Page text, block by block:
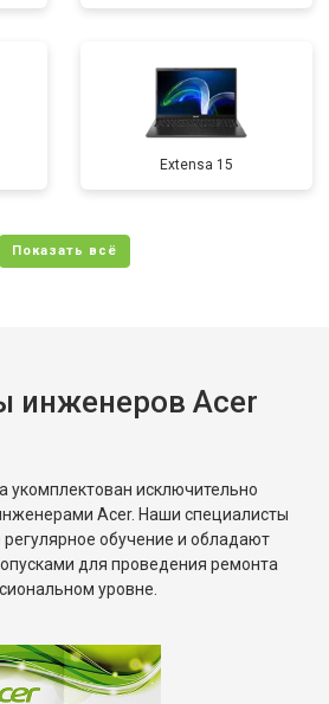
Extensa 15
инженеров Acer
укомплектован исключительно
Acer. Наши специалисты
обучение и обладают
для проведения ремонта
уровне.